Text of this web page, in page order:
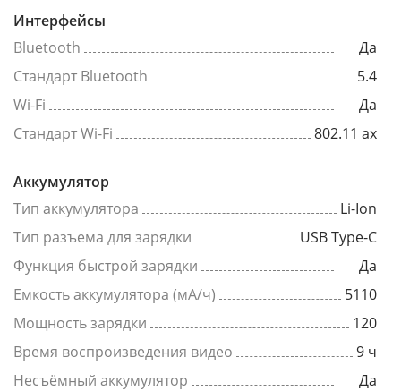
Интерфейсы
Bluetooth
Да
Стандарт Bluetooth
5.4
Wi-Fi
Да
Стандарт Wi-Fi
802.11 ax
Аккумулятор
Тип аккумулятора
Li-Ion
Тип разъема для зарядки
USB Type-C
Функция быстрой зарядки
Да
Емкость аккумулятора (мА/ч)
5110
Мощность зарядки
120
Время воспроизведения видео
9 ч
Несъёмный аккумулятор
Да